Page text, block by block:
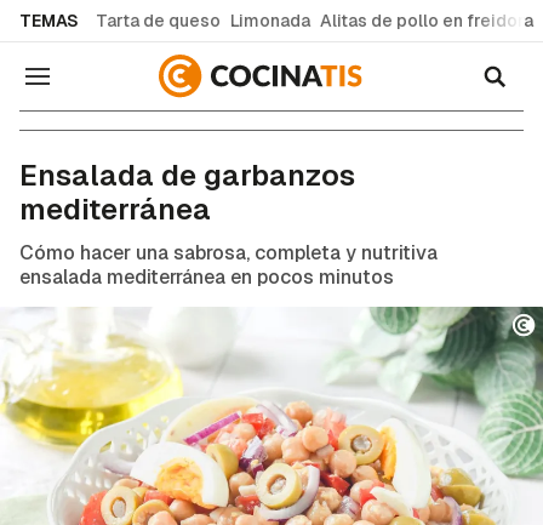
TEMAS Tarta de queso Limonada Alitas de pollo en freidora
Navegación
Ensalada de garbanzos
mediterránea
Cómo hacer una sabrosa, completa y nutritiva
ensalada mediterránea en pocos minutos